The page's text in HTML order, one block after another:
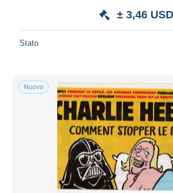
± 3,46 USD
Stato
Nuovo